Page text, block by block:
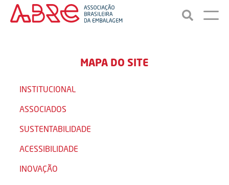
MAPA DO SITE
INSTITUCIONAL
ASSOCIADOS
SUSTENTABILIDADE
ACESSIBILIDADE
INOVAÇÃO